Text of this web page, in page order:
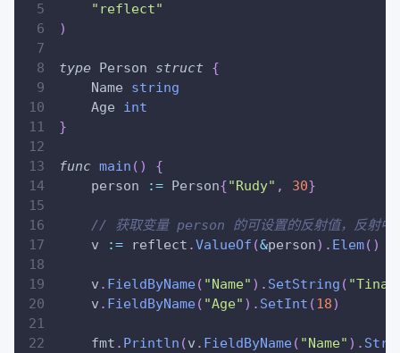
"reflect"
)
type Person struct
{
    Name
string
    Age
int
}
func main ( )
{
    person
:= Person{"Rudy" , 30}
// 获取变量 person 的可设置的反射值，反射中
    v
:= reflect .ValueOf (&person) . Elem( )
    v
. FieldByName( "Name" ) . SetString ( "Tina"
    v
. FieldByName( "Age" ) . SetInt (18)
    fmt
. Println (v . FieldByName( "Name" ) .